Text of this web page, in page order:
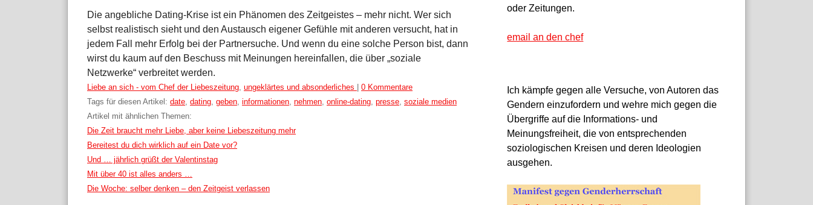
Die angebliche Dating-Krise ist ein Phänomen des Zeitgeistes – mehr nicht. Wer sich
selbst realistisch sieht und den Austausch eigener Gefühle mit anderen versucht, hat in
jedem Fall mehr Erfolg bei der Partnersuche. Und wenn du eine solche Person bist, dann
wirst du kaum auf den Beschuss mit Meinungen hereinfallen, die über „soziale
Netzwerke“ verbreitet werden.
Kategorien:
Liebe an sich - vom Chef der Liebeszeitung, ungeklärtes und absonderliches
0 Kommentare
Tags für diesen Artikel: date, dating, geben, informationen, nehmen, online-dating, presse, soziale medien
Artikel mit ähnlichen Themen:
Die Zeit braucht mehr Liebe, aber keine Liebeszeitung mehr
Bereitest du dich wirklich auf ein Date vor?
Und … jährlich grüßt der Valentinstag
Mit über 40 ist alles anders …
Die Woche: selber denken – den Zeitgeist verlassen
oder Zeitungen.
email an den chef
Ich kämpfe gegen alle Versuche, von Autoren das
Gendern einzufordern und wehre mich gegen die
Übergriffe auf die Informations- und
Meinungsfreiheit, die von entsprechenden
soziologischen Kreisen und deren Ideologien
ausgehen.